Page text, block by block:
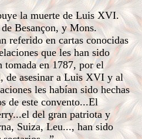
la muerte de Luis XVI.
Besançon, y Mons.
referido en cartas conocidas
que les han sido
tomada en 1787, por el
de asesinar a Luis XVI y al
les habían sido hechas
de este convento...El
del gran patriota y
Suiza, Leu..., han sido